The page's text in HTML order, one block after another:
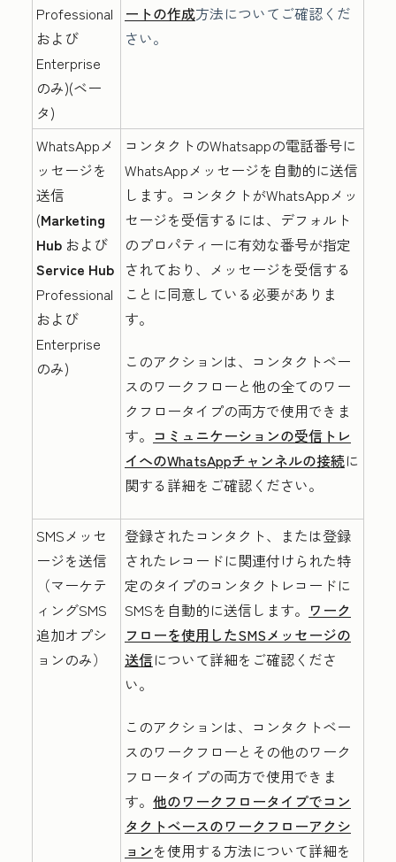
Professional
および
Enterprise
のみ)(ベー
タ)
ートの作成方法についてご確認くだ
さい。
WhatsAppメ
ッセージを
送信
(Marketing
Hub および
Service Hub
Professional
および
Enterprise
のみ)
コンタクトのWhatsappの電話番号に
WhatsAppメッセージを自動的に送信
します。コンタクトがWhatsAppメッ
セージを受信するには、デフォルト
のプロパティーに有効な番号が指定
されており、メッセージを受信する
ことに同意している必要がありま
す。
このアクションは、コンタクトベー
スのワークフローと他の全てのワー
クフロータイプの両方で使用できま
す。 コミュニケーションの受信トレ
イへのWhatsAppチャンネルの接続に
関する詳細をご確認ください。
SMSメッセ
ージを送信
（マーケテ
ィングSMS
追加オプシ
ョンのみ）
登録されたコンタクト、または登録
されたレコードに関連付けられた特
定のタイプのコンタクトレコードに
SMSを自動的に送信します。 ワーク
フローを使用したSMSメッセージの
送信について詳細をご確認くださ
い。
このアクションは、コンタクトベー
スのワークフローとその他のワーク
フロータイプの両方で使用できま
す。 他のワークフロータイプでコン
タクトベースのワークフローアクシ
ョンを使用する方法について詳細を